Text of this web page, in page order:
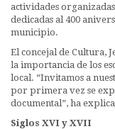
actividades
dedicadas al 400
municipio.
El concejal de Cultura,
la importancia de los
local. “Invitamos a
por primera vez se
documental”, ha
Siglos XVI y XVII